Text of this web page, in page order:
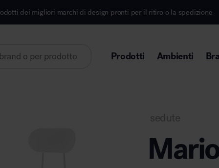
di design pronti per il ritiro o la spedizione
Prodotti Ambienti
sedute